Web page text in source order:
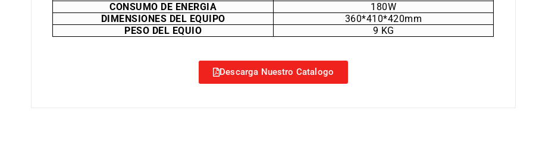
CONSUMO DE ENERGIA
180W
DIMENSIONES DEL EQUIPO
360*410*420mm
PESO DEL EQUIO
9 KG
Descarga Nuestro Catalogo